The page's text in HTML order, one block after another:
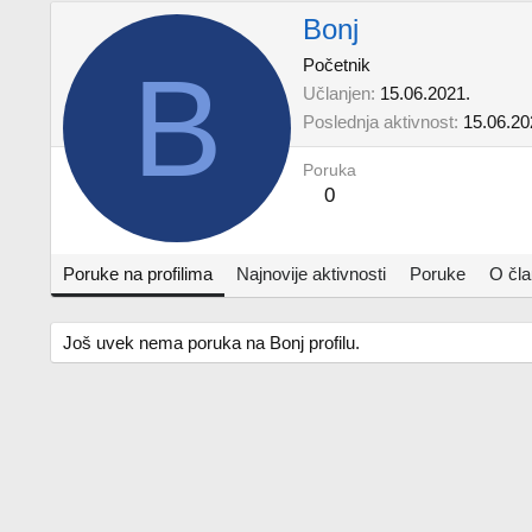
B
Bonj
Početnik
Učlanjen 15.06.2021.
Poslednja aktivnost
Poruka
0
Poruke na profilima Najnovije aktivnosti Poruke O
Još uvek nema poruka na Bonj profilu.